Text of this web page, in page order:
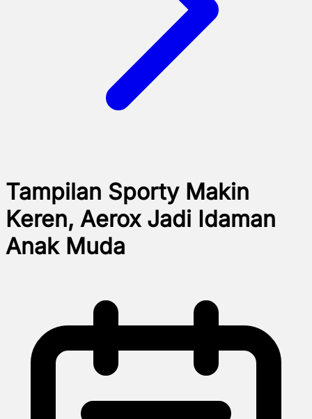
Tampilan Sporty Makin
Keren, Aerox Jadi Idaman
Anak Muda